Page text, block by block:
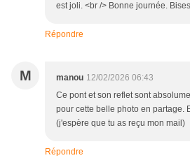
est joli. <br /> Bonne journée. Bises
Répondre
M manou 12/02/2026 06:43
Ce pont et son reflet sont
pour cette belle photo en partage.
(j'espère que tu as reçu mon mail)
Répondre